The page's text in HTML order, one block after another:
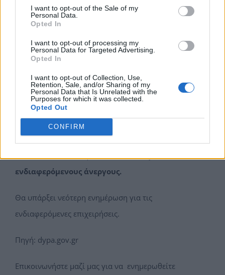
I want to opt-out of the Sale of my
Personal Data.
Opted In
I want to opt-out of processing my
Personal Data for Targeted Advertising.
Opted In
I want to opt-out of Collection, Use,
Retention, Sale, and/or Sharing of my
Personal Data that Is Unrelated with the
Purposes for which it was collected.
Opted Out
CONFIRM
ιδιωτικές επιχειρήσεις για χρονικό διάστημα 6 μηνών.
από την ΔΥΠΑ καθαρής ημερήσιας αποζημίωσης 27
ευρώ (και όχι πάνω από 22 ημέρες το μήνα) που αφορά
σε 6ωρη εργασιακή εμπειρία.
Αιτήσεις συμμετοχής πραγματοποιούνται
Δευτέρα 24 Απριλίου 2023 και ώρα 11:00 μέχρι και
την Τετάρτη 24 Μαΐου 2023 και ώρα 23:59
ενδιαφερόμενους άνεργους.
Θα υπάρξει νεότερη ενημέρωση για τις
ενδιαφερόμενες επιχειρήσεις.
Πηγή: dypa.gov.gr
Επικοινωνήστε μαζί μας για να ενημερωθείτε